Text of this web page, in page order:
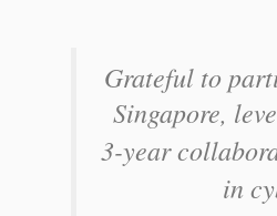
Grateful to
Singapore,
3-year
in